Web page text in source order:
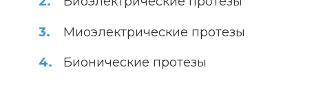
Миоэлектрические протезы
Бионические протезы